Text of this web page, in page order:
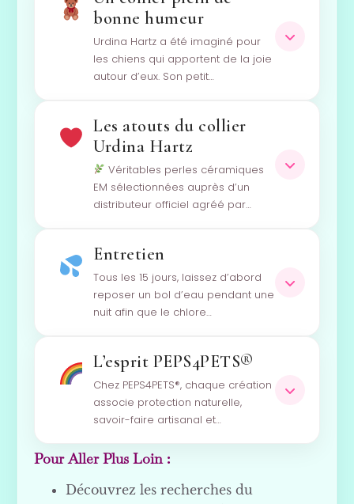
bonne humeur
Urdina Hartz a été imaginé pour
les chiens qui apportent de la joie
autour d’eux. Son petit…
Les atouts du collier
Urdina Hartz
Véritables perles céramiques
EM sélectionnées auprès d’un
distributeur officiel agréé par…
Entretien
Tous les 15 jours, laissez d’abord
reposer un bol d’eau pendant une
nuit afin que le chlore…
L’esprit PEPS4PETS®
Chez PEPS4PETS®, chaque création
associe protection naturelle,
savoir-faire artisanal et…
Pour Aller Plus Loin :
Découvrez les recherches du